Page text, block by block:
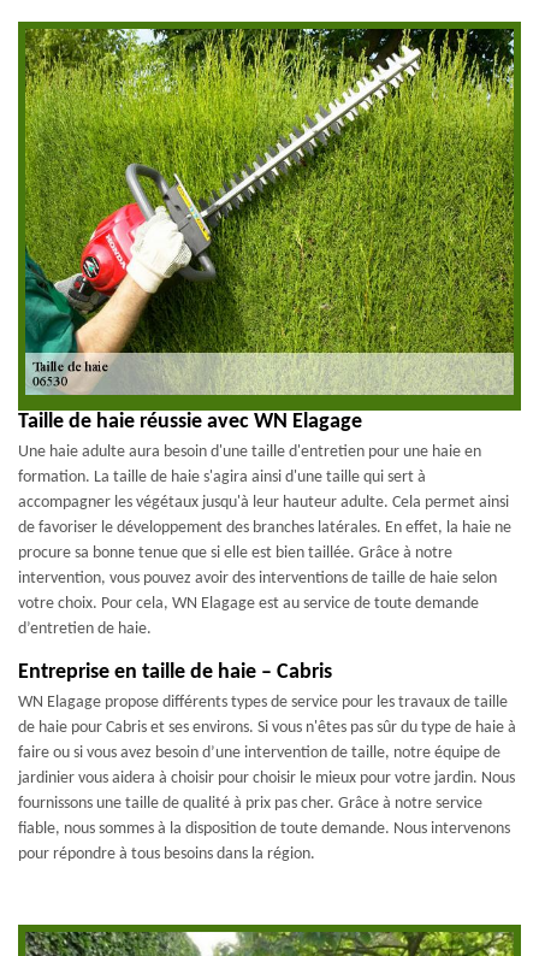
Taille de haie réussie avec WN Elagage
Une haie adulte aura besoin d'une taille d'entretien pour une haie en
formation. La taille de haie s'agira ainsi d'une taille qui sert à
accompagner les végétaux jusqu'à leur hauteur adulte. Cela permet ainsi
de favoriser le développement des branches latérales. En effet, la haie ne
procure sa bonne tenue que si elle est bien taillée. Grâce à notre
intervention, vous pouvez avoir des interventions de taille de haie selon
votre choix. Pour cela, WN Elagage est au service de toute demande
d’entretien de haie.
Entreprise en taille de haie – Cabris
WN Elagage propose différents types de service pour les travaux de taille
de haie pour Cabris et ses environs. Si vous n'êtes pas sûr du type de haie à
faire ou si vous avez besoin d’une intervention de taille, notre équipe de
jardinier vous aidera à choisir pour choisir le mieux pour votre jardin. Nous
fournissons une taille de qualité à prix pas cher. Grâce à notre service
fiable, nous sommes à la disposition de toute demande. Nous intervenons
pour répondre à tous besoins dans la région.